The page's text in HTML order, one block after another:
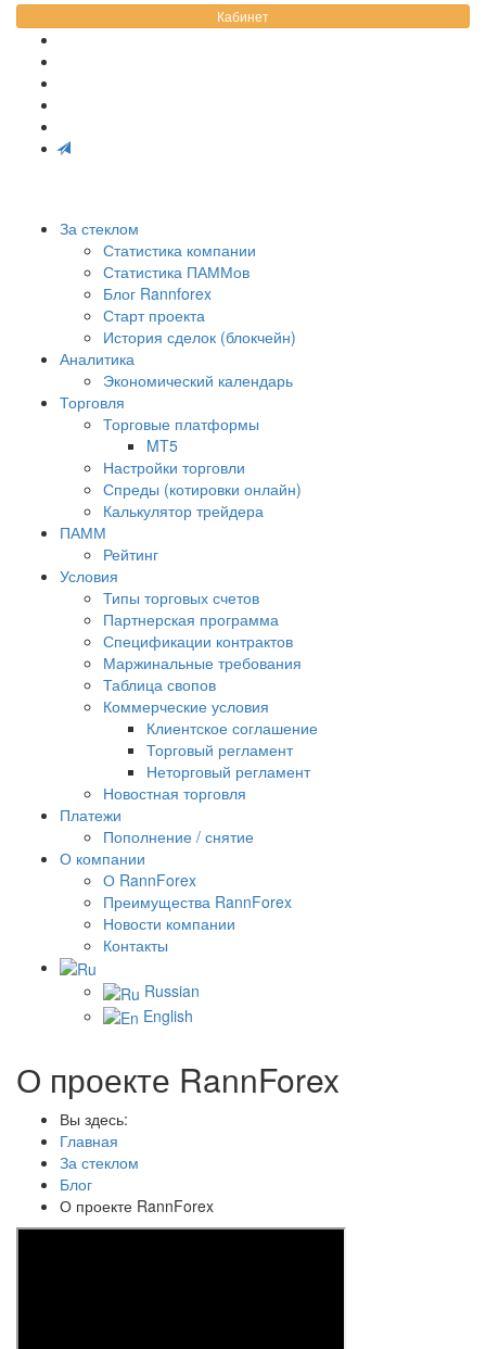
Кабинет
За стеклом
Статистика компании
Статистика ПАММов
Блог Rannforex
Старт проекта
История сделок (блокчейн)
Аналитика
Экономический календарь
Торговля
Торговые платформы
MT5
Настройки торговли
Спреды (котировки онлайн)
Калькулятор трейдера
ПАММ
Рейтинг
Условия
Типы торговых счетов
Партнерская программа
Спецификации контрактов
Маржинальные требования
Таблица свопов
Коммерческие условия
Клиентское соглашение
Торговый регламент
Неторговый регламент
Новостная торговля
Платежи
Пополнение / снятие
О компании
О RannForex
Преимущества RannForex
Новости компании
Контакты
Russian
English
О проекте RannForex
Вы здесь:
Главная
За стеклом
Блог
О проекте RannForex